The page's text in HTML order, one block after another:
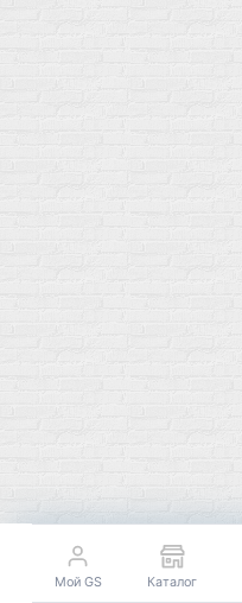
sales shop
Мой GS Каталог